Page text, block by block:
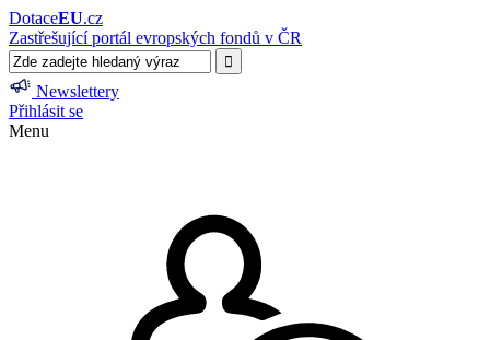
DotaceEU.cz
Zastřešující portál evropských fondů v ČR
Newslettery
Přihlásit se
Menu